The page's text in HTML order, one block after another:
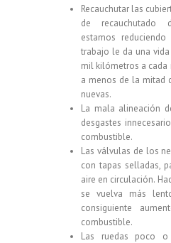
Recauchutar las
de recauchutado
estamos
trabajo le da una
mil kilómetros a cada
a menos de la mitad
nuevas.
La mala alineación
desgastes
combustible.
Las válvulas de los
con tapas selladas,
aire en circulación.
se vuelva más
consiguiente
combustible.
Las ruedas poco o